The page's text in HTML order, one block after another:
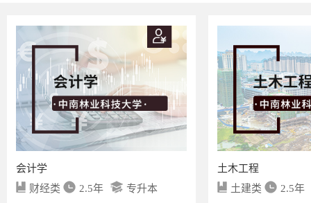
会计学
财经类
2.5年 专升本
土木工程
土建类
2.5年